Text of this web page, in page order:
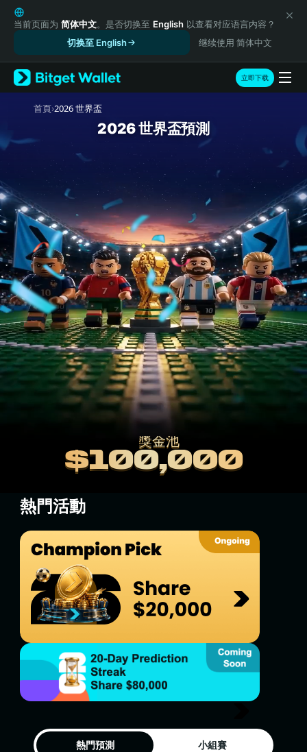
English
日本語
Русский
Español (Latinoamérica)
Türkçe
Italiano
Deutsch
Português (Portugal)
Bahasa Indonesia
ภาษาไทย
हिन्दी
বাংলা
Español
Português (Brasil)
Español (Argentina)
当前页面为 简体中文。是否切换至 English 以查看对应语言内容？
切换至 English
继续使用 简体中文
立即下载
首頁›2026 世界盃
2026 世界盃預測
$100,000
獎金池
$100,000
獎金池
熱門活動
熱門預測 小組賽